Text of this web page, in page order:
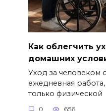
Как облегчить
домашних
Уход за человеком
ежедневная
только физической
0 656